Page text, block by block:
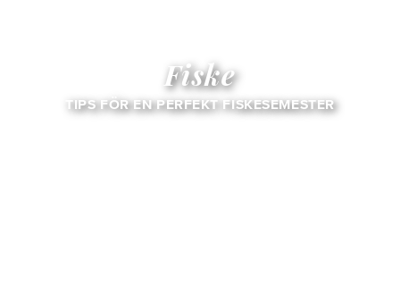
Fiske
TIPS FÖR EN PERFEKT FISKESEMESTER